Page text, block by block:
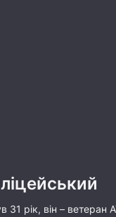
31 рік, він –